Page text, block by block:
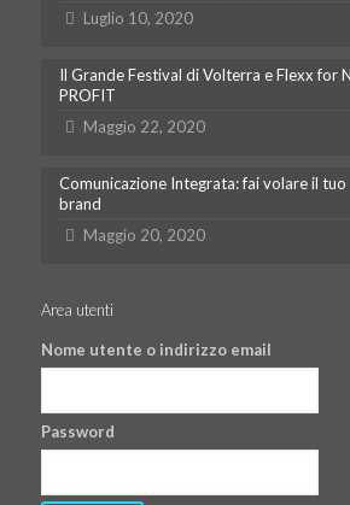
Luglio 10, 2020
Il Grande Festival di Volterra e Flexx for
PROFIT
Maggio 22, 2020
Comunicazione Integrata: fai volare il tuo
brand
Maggio 20, 2020
Area utenti
Nome utente o indirizzo email
Password